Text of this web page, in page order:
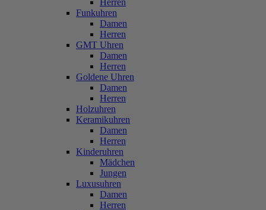
Herren
Funkuhren
Damen
Herren
GMT Uhren
Damen
Herren
Goldene Uhren
Damen
Herren
Holzuhren
Keramikuhren
Damen
Herren
Kinderuhren
Mädchen
Jungen
Luxusuhren
Damen
Herren